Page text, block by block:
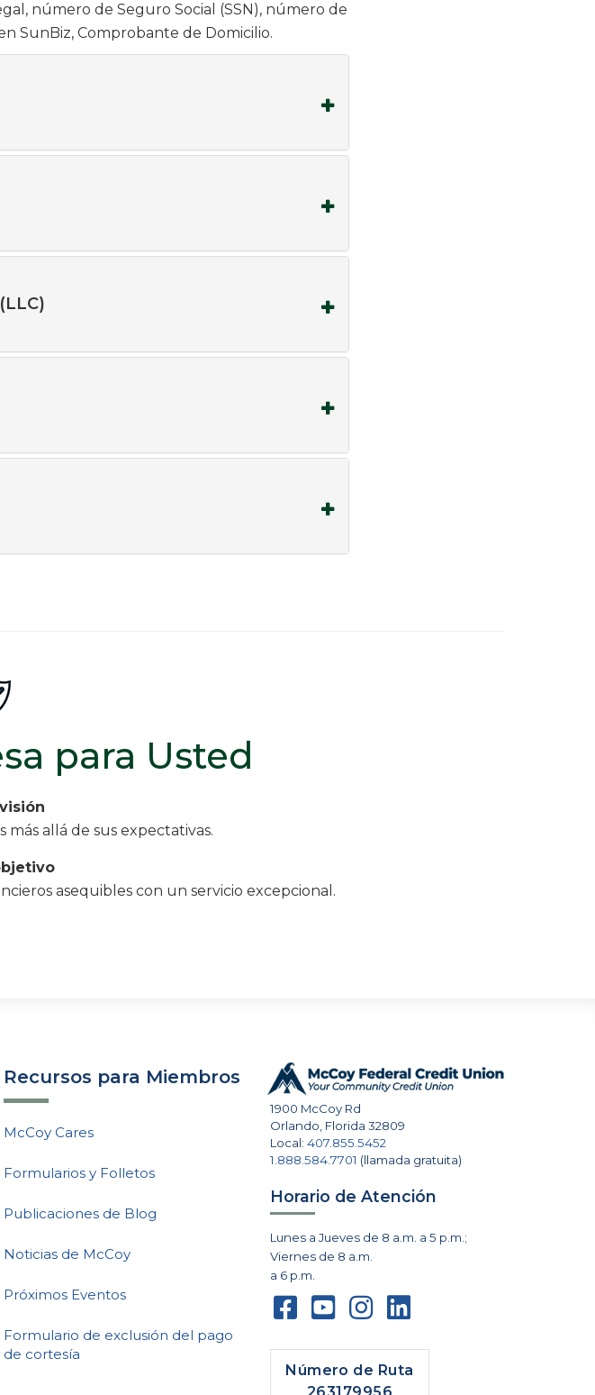
número de Seguro Social (SSN), número de
SunBiz, Comprobante de Domicilio.
para Usted
más allá de sus expectativas.
asequibles con un servicio excepcional.
Recursos para Miembros
McCoy Cares
Formularios y Folletos
Publicaciones de Blog
Noticias de McCoy
Próximos Eventos
Formulario de exclusión del pago
de cortesía
1900 McCoy Rd
Orlando Florida 32809
Local:407.855.5452
1.888.584.7701 (llamada gratuita)
Horario de Atención
Lunes a Jueves de 8 a.m. a 5 p.m.;
Viernes de 8 a.m.
a 6 p.m.
Número de Ruta